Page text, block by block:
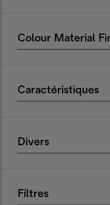
Colour Material
Caractéristiques
Divers
Filtres